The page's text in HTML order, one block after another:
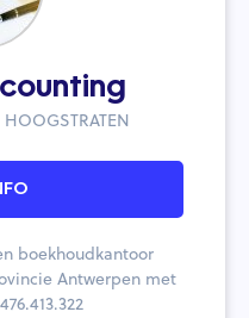
boekhoudkantoor
Antwerpen met